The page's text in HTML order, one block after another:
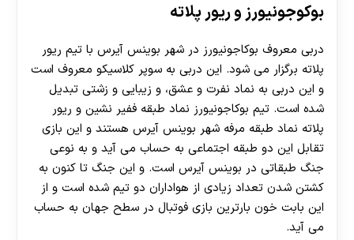
بوکوجونیورز و ریور پلاته
دربی معروف بوکاجونیورز در شهر بوینس آیرس با تیم ریور
پلاته برگزار می شود. این دربی به سوپر کلاسیکو معروف است
و این دربی به نماد نفرت و عشق، و زیبایی و زشتی تبدیل
شده است. تیم بوکاجونیورز نماد طبقه ففیر نشین و ریور
پلاته نماد طبقه مرفه شهر بوینس آیرس هستند و این بازی
تقابل این دو طبقه اجتماعی به حساب می آید و به نوعی
جنگ طبقاتی در بوینس آیرس است. و این جنگ تا کنون به
کشتن شدن تعداد زیادی از هواداران دو تیم شده است و از
این بابت خون بارترین بازی فوتبال در سطح جهان به حساب
می آید.